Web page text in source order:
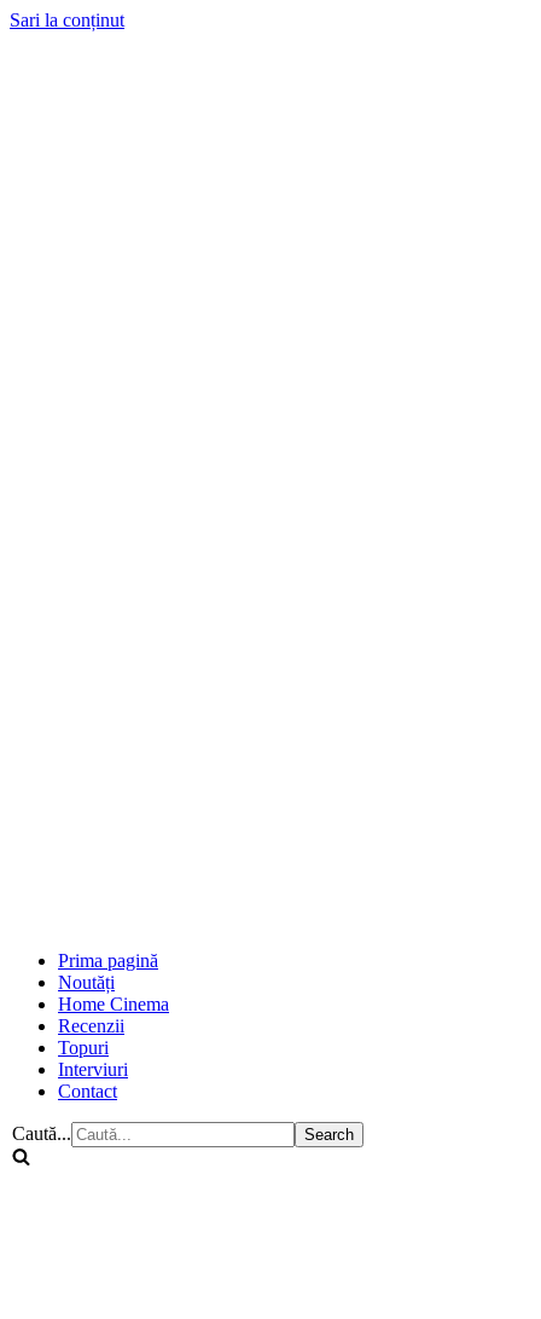
Sari la conținut
Prima pagină
Noutăți
Home Cinema
Recenzii
Topuri
Interviuri
Contact
Caută...